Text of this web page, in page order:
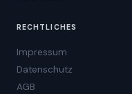
RECHTLICHES
Impressum
Datenschutz
AGB